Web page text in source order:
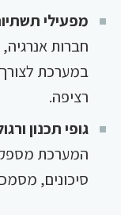
מפעילי
חברות
במערכת
רציפה.
גופי תכנון
המערכת
סיכונים,